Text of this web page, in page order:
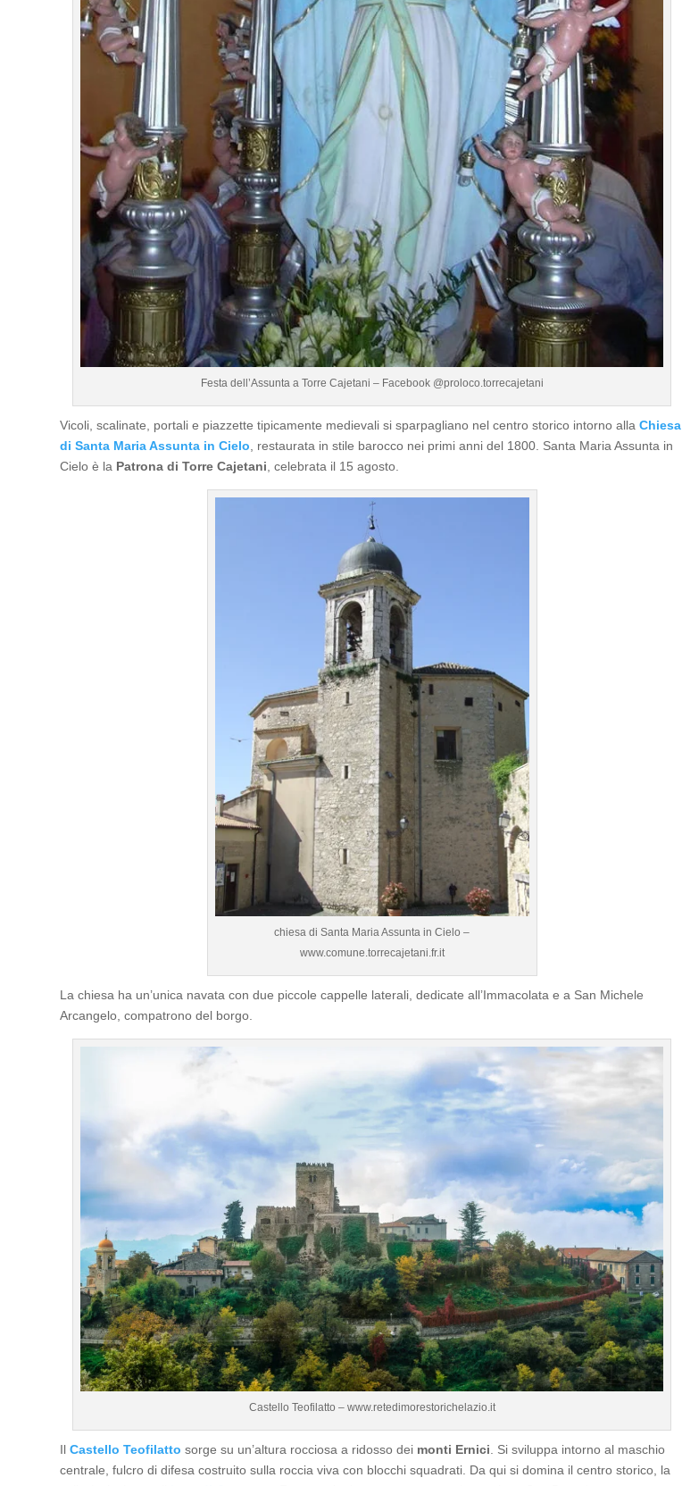
Festa dell’Assunta a Torre Cajetani – Facebook @proloco.torrecajetani
Vicoli, scalinate, portali e piazzette tipicamente medievali si sparpagliano nel centro storico intorno allaChiesa
di Santa Maria Assunta in Cielo , restaurata in stile barocco nei primi anni del 1800. Santa Maria Assunta in
Cielo è la Patrona di Torre Cajetani , celebrata il 15 agosto.
chiesa di Santa Maria Assunta in Cielo –
www.comune.torrecajetani.fr.it
La chiesa ha un’unica navata con due piccole cappelle laterali, dedicate all’Immacolata e a San Michele
Arcangelo, compatrono del borgo.
Castello Teofilatto – www.retedimorestorichelazio.it
IlCastello Teofilatto sorge su un’altura rocciosa a ridosso dei monti Ernici . Si sviluppa intorno al maschio
centrale, fulcro di difesa costruito sulla roccia viva con blocchi squadrati. Da qui si domina il centro storico, la